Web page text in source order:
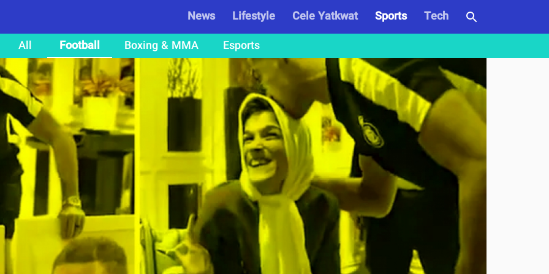
News Lifestyle Cele Yatkwat Sports
Tech
All
Football Boxing & MMA Esports